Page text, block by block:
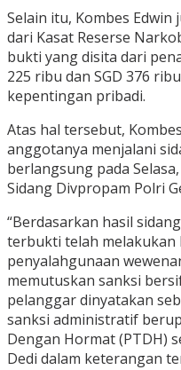
Selain itu, Kombes
dari Kasat Reserse
bukti yang disita dari
225 ribu dan SGD 376
kepentingan pribadi.
Atas hal tersebut,
anggotanya menjalani
berlangsung pada
Sidang Divpropam Polri
“Berdasarkan hasil
terbukti telah
penyalahgunaan
memutuskan sanksi
pelanggar dinyatakan
sanksi administratif
Dengan Hormat (PTDH)
Dedi dalam keterangan